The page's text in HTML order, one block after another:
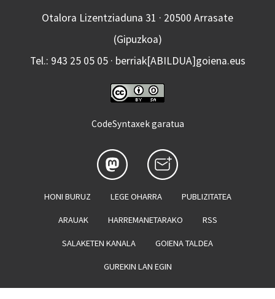
Otalora Lizentziaduna 31 · 20500 Arrasate
(Gipuzkoa)
Tel.: 943 25 05 05 · berriak[ABILDUA]goiena.eus
CodeSyntaxek garatua
HONI BURUZ LEGE OHARRA PUBLIZITATEA
ARAUAK HARREMANETARAKO RSS
SALAKETEN KANALA GOIENA TALDEA
GUREKIN LAN EGIN